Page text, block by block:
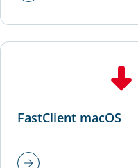
FastClient macOS